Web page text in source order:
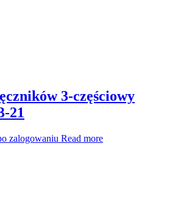
3-częściowy
21
zalogowaniu Read more